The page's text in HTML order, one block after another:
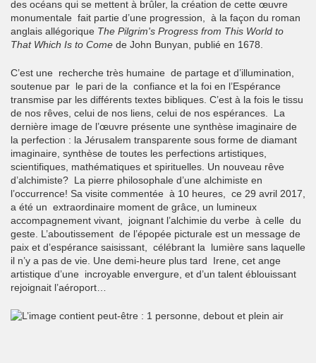
des océans qui se mettent à brûler, la création de cette œuvre
monumentale fait partie d’une progression, à la façon du roman
anglais allégorique The Pilgrim's Progress from This World to
That Which Is to Come de John Bunyan, publié en 1678.
C’est une recherche très humaine de partage et d’illumination,
soutenue par le pari de la confiance et la foi en l’Espérance
transmise par les différents textes bibliques. C’est à la fois le tissu
de nos rêves, celui de nos liens, celui de nos espérances. La
dernière image de l’œuvre présente une synthèse imaginaire de
la perfection : la Jérusalem transparente sous forme de diamant
imaginaire, synthèse de toutes les perfections artistiques,
scientifiques, mathématiques et spirituelles. Un nouveau rêve
d’alchimiste? La pierre philosophale d’une alchimiste en
l’occurrence! Sa visite commentée à 10 heures, ce 29 avril 2017,
a été un extraordinaire moment de grâce, un lumineux
accompagnement vivant, joignant l’alchimie du verbe à celle du
geste. L’aboutissement de l’épopée picturale est un message de
paix et d’espérance saisissant, célébrant la lumière sans laquelle
il n’y a pas de vie. Une demi-heure plus tard Irene, cet ange
artistique d’une incroyable envergure, et d’un talent éblouissant
rejoignait l’aéroport…